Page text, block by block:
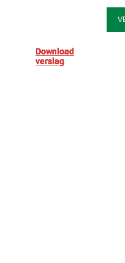
Download
verslag
Download
verslag
Download
verslag
Download
verslag
Download
verslag
Download
verslag